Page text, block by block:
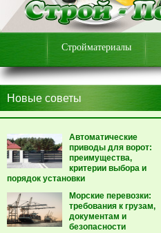
Стройматериалы
Новые советы
Автоматические
приводы для ворот:
преимущества,
критерии выбора и
порядок установки
Морские перевозки:
требования к грузам,
документам и
безопасности